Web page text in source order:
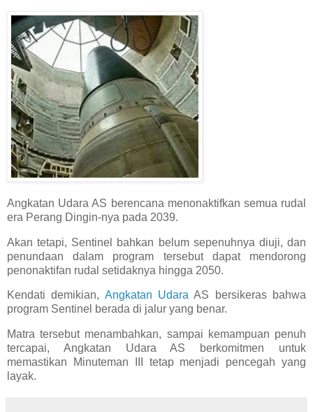
Angkatan Udara AS berencana menonaktifkan semua rudal
era Perang Dingin-nya pada 2039.
Akan tetapi, Sentinel bahkan belum sepenuhnya diuji, dan
penundaan dalam program tersebut dapat mendorong
penonaktifan rudal setidaknya hingga 2050.
Kendati demikian, Angkatan Udara AS bersikeras bahwa
program Sentinel berada di jalur yang benar.
Matra tersebut menambahkan, sampai kemampuan penuh
tercapai, Angkatan Udara AS berkomitmen untuk
memastikan Minuteman III tetap menjadi pencegah yang
layak.